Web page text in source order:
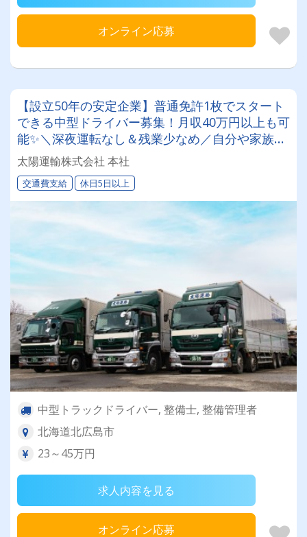
オンライン応募
【設立50年の安定企業】普通免許1枚でスタート
できる中型ドライバー募集！月収40万円以上も可
能✨＼深夜運転なし＆残業少なめ／自分や家族と
の時間を大切にしながら働けます♪ ★一人一台の
専用車両
太陽運輸株式会社 本社
交通費支給 休日5日以上
中型トラックドライバー, 整備士, 整備管理者
北海道北広島市
23～45万円
求人内容を見る
オンライン応募